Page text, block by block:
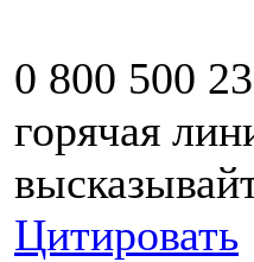
0 800 500
горячая
Цитировать